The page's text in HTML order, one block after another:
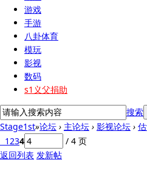
游戏
手游
八卦体育
模玩
影视
数码
s1义父捐助
搜索
Stage1st»论坛 › 主论坛 › 影视论坛 ›
1234
/ 4 页
返回列表 发新帖